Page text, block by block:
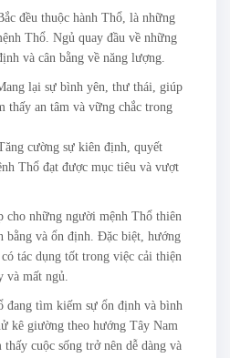
đều thuộc hành Thổ, là những
Thổ. Ngủ quay đầu về những
và cân bằng về năng lượng.
lại sự bình yên, thư thái, giúp
thấy an tâm và vững chắc trong
cường sự kiên định, quyết
Thổ đạt được mục tiêu và vượt
cho những người mệnh Thổ thiên
bằng và ổn định. Đặc biệt, hướng
tác dụng tốt trong việc cải thiện
và mất ngủ.
đang tìm kiếm sự ổn định và bình
kê giường theo hướng Tây Nam
cuộc sống trở nên dễ dàng và